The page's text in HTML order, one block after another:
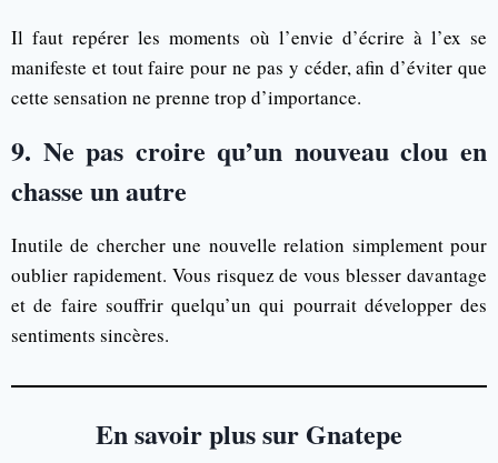
Il faut repérer les moments où l’envie d’écrire à l’ex se
manifeste et tout faire pour ne pas y céder, afin d’éviter que
cette sensation ne prenne trop d’importance.
9. Ne pas croire qu’un nouveau clou en
chasse un autre
Inutile de chercher une nouvelle relation simplement pour
oublier rapidement. Vous risquez de vous blesser davantage
et de faire souffrir quelqu’un qui pourrait développer des
sentiments sincères.
En savoir plus sur Gnatepe